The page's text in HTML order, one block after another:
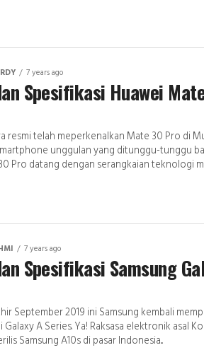
7 years ago
Spesifikasi Huawei
resmi telah meperkenalkan Mate 30 Pro di
unggulan yang ditunggu-tunggu
Pro datang dengan serangkaian teknologi
7 years ago
Spesifikasi Samsung
September 2019 ini Samsung kembali
A Series. Ya! Raksasa elektronik asal
Samsung A10s di pasar Indonesia...